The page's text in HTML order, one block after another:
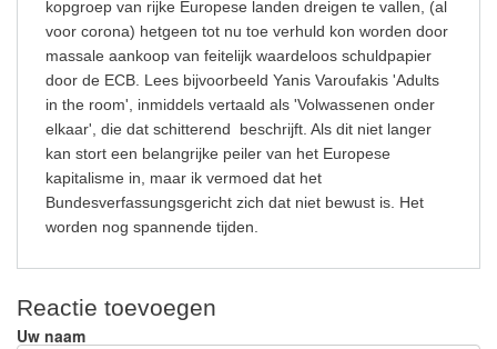
kopgroep van rijke Europese landen dreigen te vallen, (al
voor corona) hetgeen tot nu toe verhuld kon worden door
massale aankoop van feitelijk waardeloos schuldpapier
door de ECB. Lees bijvoorbeeld Yanis Varoufakis 'Adults
in the room', inmiddels vertaald als 'Volwassenen onder
elkaar', die dat schitterend beschrijft. Als dit niet langer
kan stort een belangrijke peiler van het Europese
kapitalisme in, maar ik vermoed dat het
Bundesverfassungsgericht zich dat niet bewust is. Het
worden nog spannende tijden.
Reactie toevoegen
Uw naam